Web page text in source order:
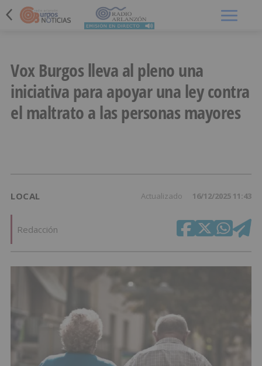
Vox Burgos lleva al pleno una
iniciativa para apoyar una ley contra
el maltrato a las personas mayores
LOCAL Actualizado 16/12/2025 11:43
Redacción